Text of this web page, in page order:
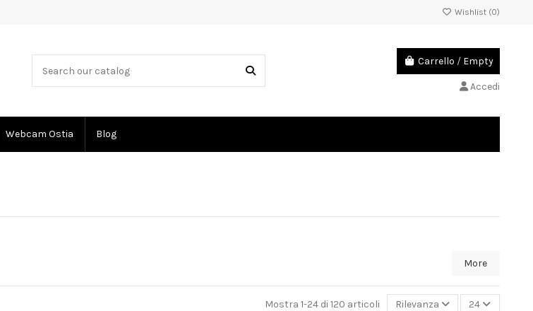
Wishlist (0)
Carrello / Empty
Accedi
Webcam Ostia Blog
More
Mostra 1-24 di 120 articoli Rilevanza 24